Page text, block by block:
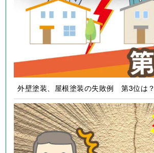
外壁塗装、屋根塗装の失敗例 第3位は？